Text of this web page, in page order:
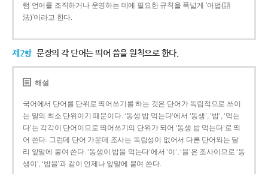
럼 언어를 조직하거나 운영하는 데에 필요한 규칙을 폭넓게 ‘어법(語
法)’이라고 한다.
제2항 문장의 각 단어는 띄어 씀을 원칙으로 한다.
해설
국어에서 단어를 단위로 띄어쓰기를 하는 것은 단어가 독립적으로 쓰이
는 말의 최소 단위이기 때문이다. ‘동생 밥 먹는다’에서 ‘동생’, ‘밥’, ‘먹는
다’는 각각이 단어이므로 띄어쓰기의 단위가 되어 ‘동생 밥 먹는다’로 띄
어 쓴다. 그런데 단어 가운데 조사는 독립성이 없어서 다른 단어와는 달
리 앞말에 붙여 쓴다. ‘동생이 밥을 먹는다’에서 ‘이’, ‘을’은 조사이므로 ‘동
생이’, ‘밥을’과 같이 언제나 앞말에 붙여 쓴다.